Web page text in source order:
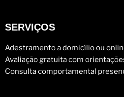
SERVIÇOS
Adestramento a domicílio ou
Avaliação gratuita com
Consulta comportamental